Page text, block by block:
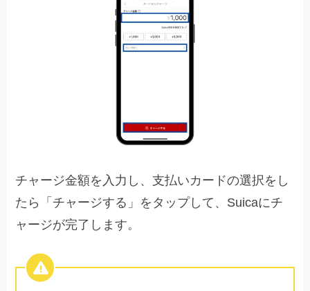
チャージ金額を入力し、支払いカードの選択をし
たら「チャージする」をタップして、Suicaにチ
ャージが完了します。